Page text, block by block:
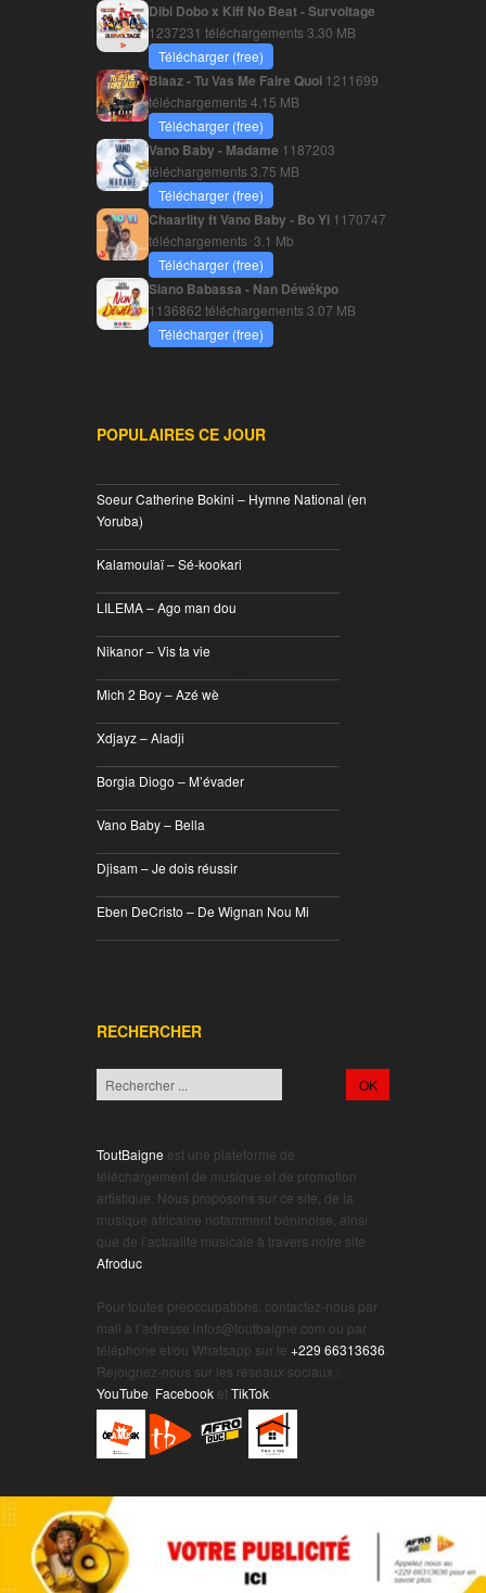
Dibi Dobo x Kiff No Beat - Survoltage
1237231 téléchargements3.30 MB
Télécharger (free)
Blaaz - Tu Vas Me Faire Quoi 1211699
téléchargements4.15 MB
Télécharger (free)
Vano Baby - Madame 1187203
téléchargements3.75 MB
Télécharger (free)
Chaarlity ft Vano Baby - Bo Yi 1170747
téléchargements 3.1 Mb
Télécharger (free)
Siano Babassa - Nan Déwékpo
1136862 téléchargements3.07 MB
Télécharger (free)
POPULAIRES CE JOUR
Soeur Catherine Bokini – Hymne National (en
Yoruba)
Kalamoulaï – Sé-kookari
LILEMA – Ago man dou
Nikanor – Vis ta vie
Mich 2 Boy – Azé wè
Xdjayz – Aladji
Borgia Diogo – M’évader
Vano Baby – Bella
Djisam – Je dois réussir
Eben DeCristo – De Wignan Nou Mi
RECHERCHER
ToutBaigne est une plateforme de
téléchargement de musique et de promotion
artistique. Nous proposons sur ce site, de la
musique africaine notamment béninoise, ainsi
que de l’actualité musicale à travers notre site
Afroduc
Pour toutes préoccupations, contactez-nous par
mail à l’adresse infos@toutbaigne.com ou par
téléphone et/ou Whatsapp sur le +229 66313636
Rejoignez-nous sur les réseaux sociaux :
YouTube Facebook etTikTok